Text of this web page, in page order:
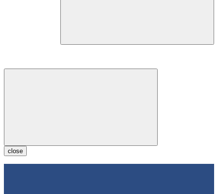
close